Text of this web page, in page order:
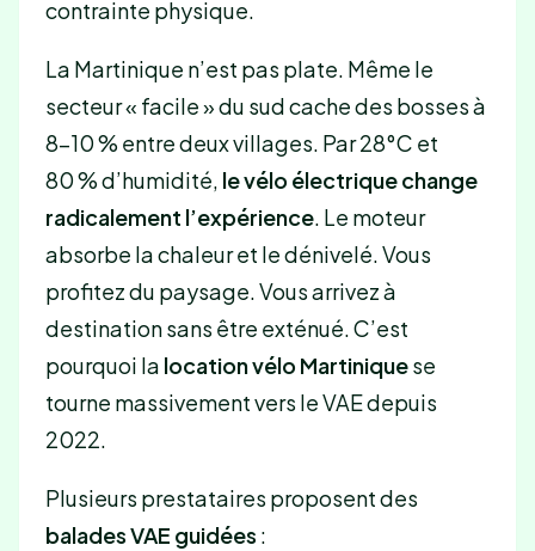
contrainte physique.
La Martinique n’est pas plate. Même le
secteur « facile » du sud cache des bosses à
8-10 % entre deux villages. Par 28°C et
80 % d’humidité, le vélo électrique change
radicalement l’expérience. Le moteur
absorbe la chaleur et le dénivelé. Vous
profitez du paysage. Vous arrivez à
destination sans être exténué. C’est
pourquoi la location vélo Martiniquese
tourne massivement vers le VAE depuis
2022.
Plusieurs prestataires proposent des
balades VAE guidées :